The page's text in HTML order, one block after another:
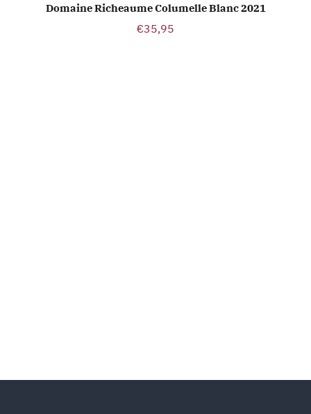
TOEVOEGEN AAN WINKELWAGEN
Domaine Richeaume Columelle Blanc 2021
€35,95